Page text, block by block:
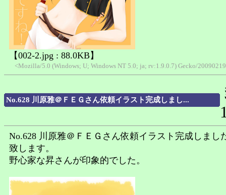
【002-2.jpg : 88.0KB】
<Mozilla/5.0 (Windows; U; Windows NT 5.0; ja; rv:1.9.0.7) Gecko/
No.628 川原雅＠ＦＥＧさん依頼イラスト完成しまし...
No.628 川原雅＠ＦＥＧさん依頼イラスト完成しまし
致します。
野心家な昇さんが印象的でした。